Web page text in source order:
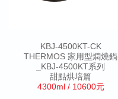
KBJ-4500KT-CK
THERMOS 家用型燜燒鍋
_KBJ-4500KT系列
甜點烘培篇
4300ml / 10600元